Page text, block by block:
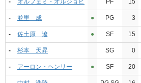
- オルフェミ・オルジョビ PF 15
- 並里 成 ●︎ PG 3
- 佐土原 遼 ●︎ SF 15
- 杉本 天昇 SG 0
- アーロン・ヘンリー ●︎ SF 20